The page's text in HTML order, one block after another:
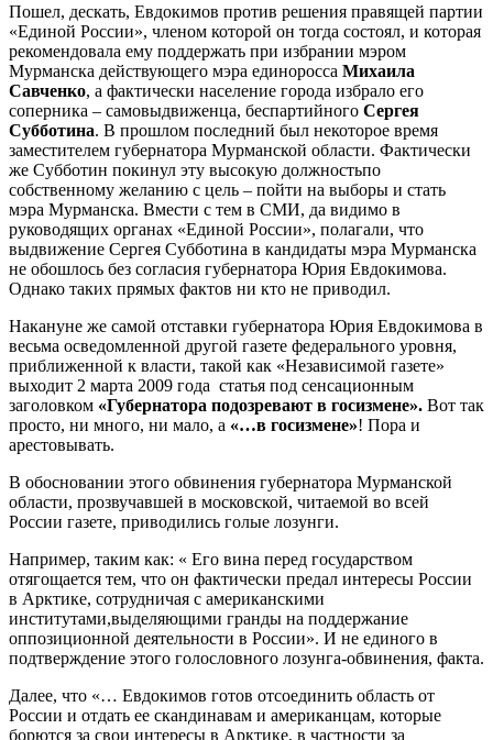
Пошел, дескать, Евдокимов против решения правящей партии
«Единой России», членом которой он тогда состоял, и которая
рекомендовала ему поддержать при избрании мэром
Мурманска действующего мэра единоросса Михаила
Савченко, а фактически население города избрало его
соперника – самовыдвиженца, беспартийного Сергея
Субботина. В прошлом последний был некоторое время
заместителем губернатора Мурманской области. Фактически
же Субботин покинул эту высокую должностьпо
собственному желанию с цель – пойти на выборы и стать
мэра Мурманска. Вмести с тем в СМИ, да видимо в
руководящих органах «Единой России», полагали, что
выдвижение Сергея Субботина в кандидаты мэра Мурманска
не обошлось без согласия губернатора Юрия Евдокимова.
Однако таких прямых фактов ни кто не приводил.
Накануне же самой отставки губернатора Юрия Евдокимова в
весьма осведомленной другой газете федерального уровня,
приближенной к власти, такой как «Независимой газете»
выходит 2 марта 2009 года статья под сенсационным
заголовком «Губернатора подозревают в госизмене». Вот так
просто, ни много, ни мало, а «…в госизмене»! Пора и
арестовывать.
В обосновании этого обвинения губернатора Мурманской
области, прозвучавшей в московской, читаемой во всей
России газете, приводились голые лозунги.
Например, таким как: « Его вина перед государством
отягощается тем, что он фактически предал интересы России
в Арктике, сотрудничая с американскими
институтами,выделяющими гранды на поддержание
оппозиционной деятельности в России». И не единого в
подтверждение этого голословного лозунга-обвинения, факта.
Далее, что «… Евдокимов готов отсоединить область от
России и отдать ее скандинавам и американцам, которые
борются за свои интересы в Арктике, в частности за